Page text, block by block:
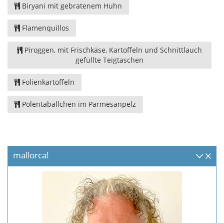
Biryani mit gebratenem Huhn
Flamenquillos
Piroggen, mit Frischkäse, Kartoffeln und Schnittlauch
gefüllte Teigtaschen
Folienkartoffeln
Polentabällchen im Parmesanpelz
mallorca!